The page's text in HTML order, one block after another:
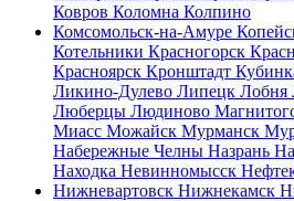
Ковров Коломна Колпино
Комсомольск-на-Амуре
Котельники Красногорск
Красноярск Кронштадт
Ликино-Дулево Липецк Лобня
Люберцы Людиново
Миасс Можайск Мурманск
Набережные Челны Назрань
Находка Невинномысск
Нижневартовск Нижнекамск